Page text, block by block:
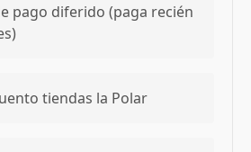
pago diferido (paga recién
tiendas la Polar